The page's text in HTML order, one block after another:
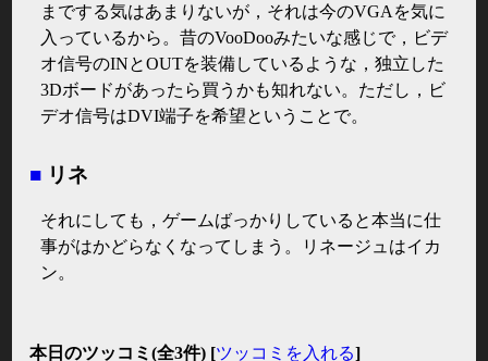
までする気はあまりないが，それは今のVGAを気に
入っているから。昔のVooDooみたいな感じで，ビデ
オ信号のINとOUTを装備しているような，独立した
3Dボードがあったら買うかも知れない。ただし，ビ
デオ信号はDVI端子を希望ということで。
■ リネ
それにしても，ゲームばっかりしていると本当に仕
事がはかどらなくなってしまう。リネージュはイカ
ン。
本日のツッコミ(全3件) [ツッコミを入れる]